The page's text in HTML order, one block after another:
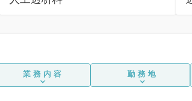
業務内容 勤務地